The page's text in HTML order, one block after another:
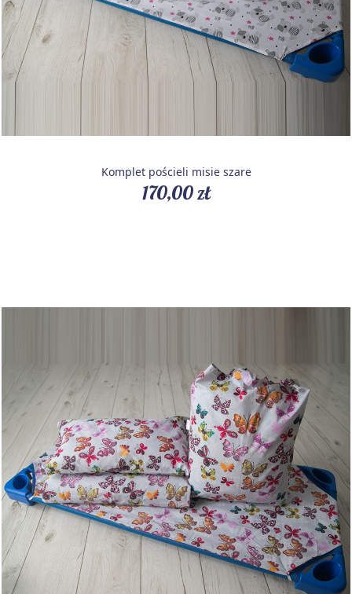
Komplet pościeli misie szare
170,00 zł